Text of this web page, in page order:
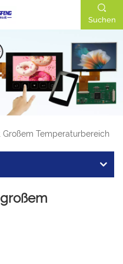
Suchen
Großem Temperaturbereich